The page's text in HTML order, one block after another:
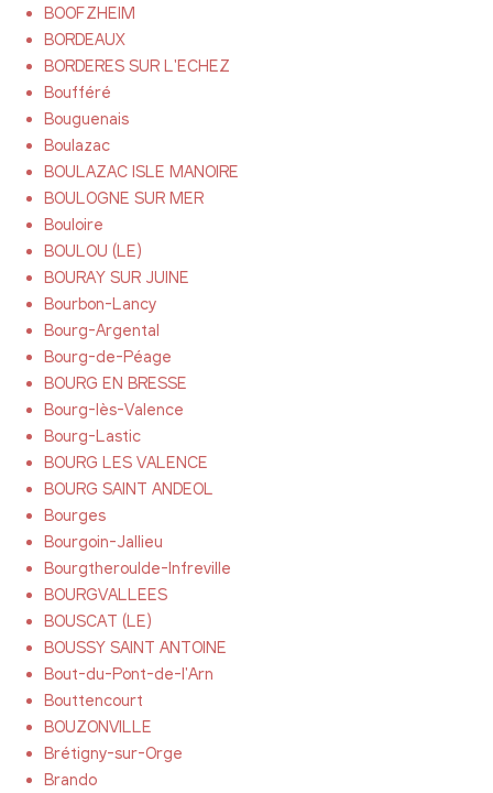
BOOFZHEIM
BORDEAUX
BORDERES SUR L'ECHEZ
Boufféré
Bouguenais
Boulazac
BOULAZAC ISLE MANOIRE
BOULOGNE SUR MER
Bouloire
BOULOU (LE)
BOURAY SUR JUINE
Bourbon-Lancy
Bourg-Argental
Bourg-de-Péage
BOURG EN BRESSE
Bourg-lès-Valence
Bourg-Lastic
BOURG LES VALENCE
BOURG SAINT ANDEOL
Bourges
Bourgoin-Jallieu
Bourgtheroulde-Infreville
BOURGVALLEES
BOUSCAT (LE)
BOUSSY SAINT ANTOINE
Bout-du-Pont-de-l'Arn
Bouttencourt
BOUZONVILLE
Brétigny-sur-Orge
Brando